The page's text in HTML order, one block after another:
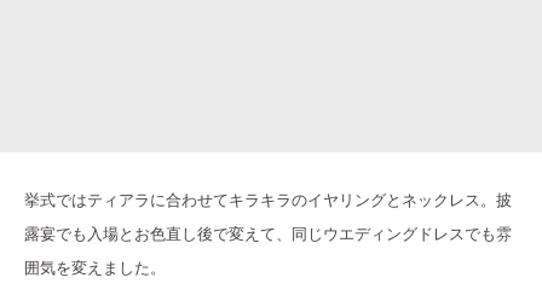
挙式ではティアラに合わせてキラキラのイヤリングとネックレス。披
露宴でも入場とお色直し後で変えて、同じウエディングドレスでも雰
囲気を変えました。